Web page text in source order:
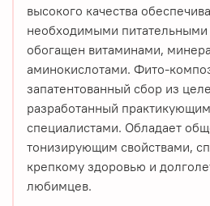
высокого качества
необходимыми
обогащен витаминами,
аминокислотами. Фито-
запатентованный сбор из
разработанный
специалистами. Обладает
тонизирующим свойствами,
крепкому здоровью и
любимцев.